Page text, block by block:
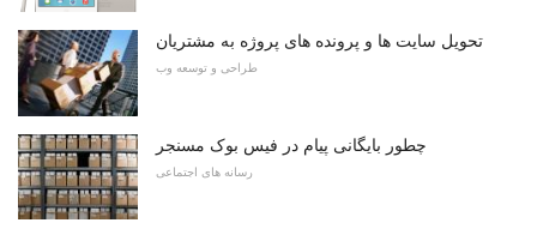
تحویل سایت ها و پرونده های پروژه به مشتریان
طراحی و توسعه وب
چطور بایگانی پیام در فیس بوک مسنجر
رسانه های اجتماعی